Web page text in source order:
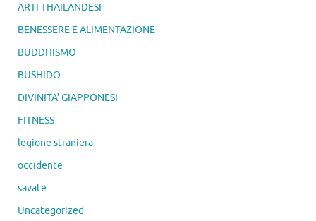
ARTI THAILANDESI
BENESSERE E ALIMENTAZIONE
BUDDHISMO
BUSHIDO
DIVINITA' GIAPPONESI
FITNESS
legione straniera
occidente
savate
Uncategorized